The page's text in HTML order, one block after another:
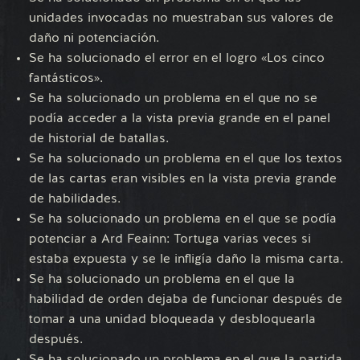
unidades invocadas no muestraban sus valores de
daño ni potenciación.
Se ha solucionado el error en el logro «Los cinco
fantásticos».
Se ha solucionado un problema en el que no se
podía acceder a la vista previa grande en el panel
de historial de batallas.
Se ha solucionado un problema en el que los textos
de las cartas eran visibles en la vista previa grande
de habilidades.
Se ha solucionado un problema en el que se podía
potenciar a Ard Feainn: Tortuga varias veces si
estaba expuesta y se le infligía daño la misma carta.
Se ha solucionado un problema en el que la
habilidad de orden dejaba de funcionar después de
tomar a una unidad bloqueada y desbloquearla
después.